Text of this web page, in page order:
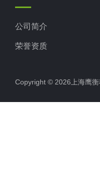
公司简介
荣誉资质
Copyright © 2026上海鹰